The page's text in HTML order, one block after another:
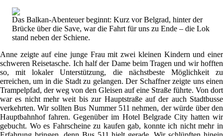
Das Balkan-Abenteuer beginnt: Kurz vor Belgrad, hinter der
Brücke über die Save, war die Fahrt für uns zu Ende – die Lok
stand neben der Schiene.
Anne zeigte auf eine junge Frau mit zwei kleinen Kindern und einer
schweren Reisetasche. Ich half der Dame beim Tragen und wir hofften
so, mit lokaler Unterstützung, die nächstbeste Möglichkeit zu
erreichen, um in die Stadt zu gelangen. Der Schaffner zeigte uns einen
Trampelpfad, der weg von den Gleisen auf eine Straße führte. Von dort
war es nicht mehr weit bis zur Hauptstraße auf der auch Stadtbusse
verkehrten. Wir sollten Bus Nummer 511 nehmen, der würde über den
Hauptbahnhof fahren. Gegenüber im Hotel Belgrade City hatten wir
gebucht. Wo es Fahrscheine zu kaufen gab, konnte ich nicht mehr in